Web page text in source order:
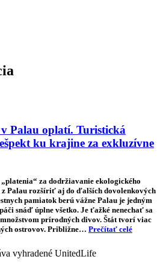
Palau oplatí. Turistická
ku krajine za exkluzívne
za dodržiavanie ekologického
z Palau rozšíriť aj do ďalších dovolenkových
pamiatok berú vážne Palau je jedným
snáď úplne všetko. Je ťažké nenechať sa
prírodných divov. Štát tvorí viac
ostrovov. Približne… Prečítať celé
vyhradené UnitedLife